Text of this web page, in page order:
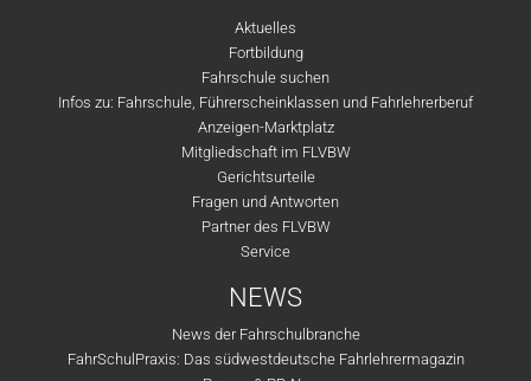
Aktuelles
Fortbildung
Fahrschule suchen
Infos zu: Fahrschule, Führerscheinklassen und Fahrlehrerberuf
Anzeigen-Marktplatz
Mitgliedschaft im FLVBW
Gerichtsurteile
Fragen und Antworten
Partner des FLVBW
Service
NEWS
News der Fahrschulbranche
FahrSchulPraxis: Das südwestdeutsche Fahrlehrermagazin